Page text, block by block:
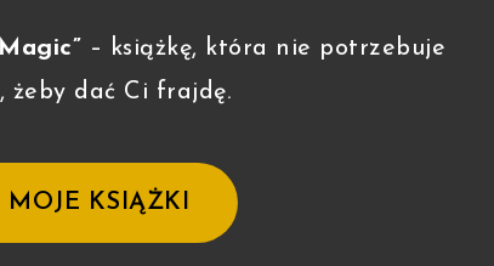
– książkę, która nie potrzebuje
żeby dać Ci frajdę.
MOJE KSIĄŻKI